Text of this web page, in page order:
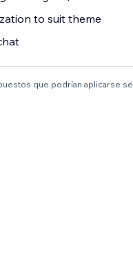
to suit theme
que podrían aplicarse